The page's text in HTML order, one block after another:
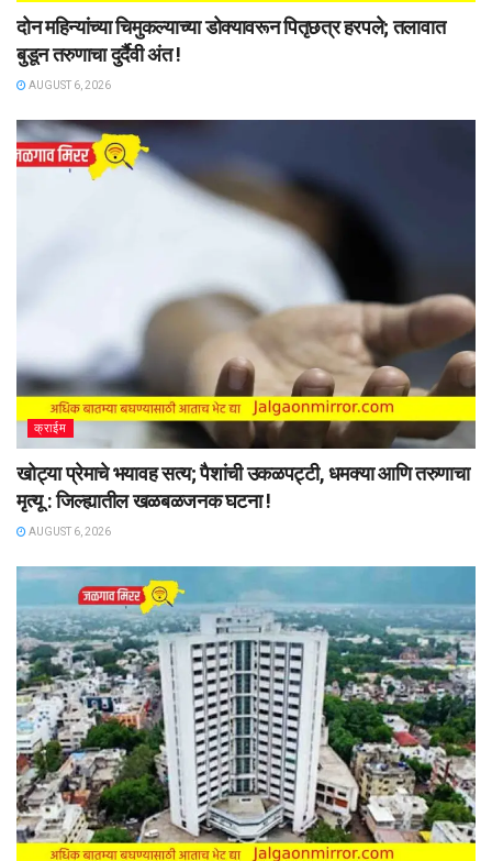
दोन महिन्यांच्या चिमुकल्याच्या डोक्यावरून पितृछत्र हरपले; तलावात
बुडून तरुणाचा दुर्दैवी अंत !
AUGUST 6, 2026
क्राईम
खोट्या प्रेमाचे भयावह सत्य; पैशांची उकळपट्टी, धमक्या आणि तरुणाचा
मृत्यू : जिल्ह्यातील खळबळजनक घटना !
AUGUST 6, 2026